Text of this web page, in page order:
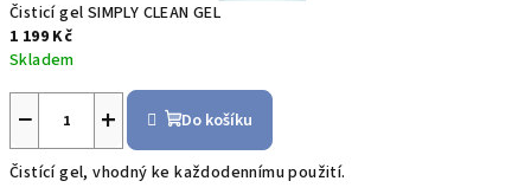
Čisticí gel SIMPLY CLEAN GEL
1 199 Kč
Skladem
+
− Do košíku
Čistící gel, vhodný ke každodennímu použití.